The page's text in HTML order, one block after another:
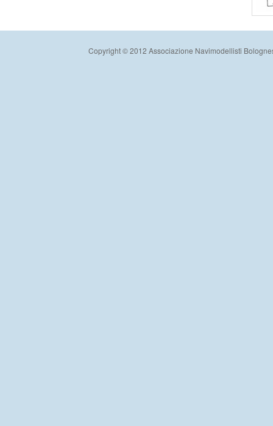
Copyright © 2012 Associazione Navimodellisti